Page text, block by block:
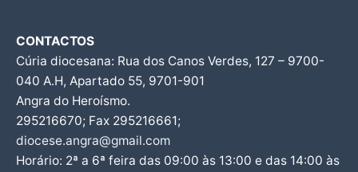
CONTACTOS
Cúria diocesana: Rua dos Canos Verdes, 127 – 9700-
040 A.H, Apartado 55, 9701-901
Angra do Heroísmo.
295216670; Fax 295216661;
diocese.angra@gmail.com
Horário: 2ª a 6ª feira das 09:00 às 13:00 e das 14:00 às